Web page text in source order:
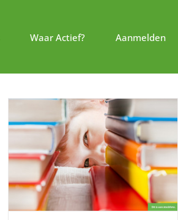
Waar Actief? Aanmelden
Geef jij deze broer en zus een plek om
te spelen?